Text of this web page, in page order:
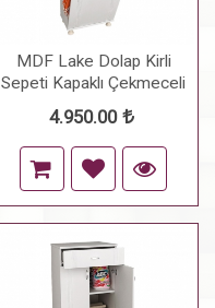
MDF Lake Dolap Kirli
Sepeti Kapaklı Çekmeceli
4.950.00